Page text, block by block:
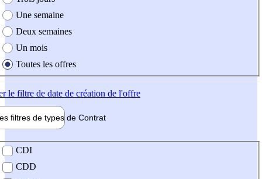
Une semaine
Deux semaines
Un mois
Toutes les offres
le filtre de date de création de l'offre
filtres de types de Contrat
contrat
CDI
CDD